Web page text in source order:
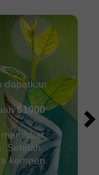
dapatkan
$1000
Setelah
kempen.